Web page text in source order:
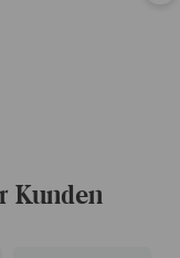
Kunden